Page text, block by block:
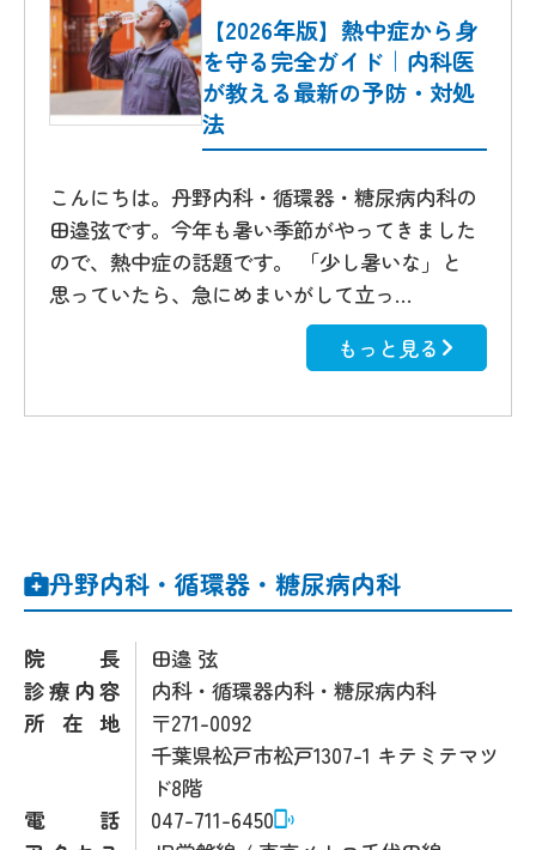
【2026年版】熱中症から身
を守る完全ガイド｜内科医
が教える最新の予防・対処
法
こんにちは。丹野内科・循環器・糖尿病内科の
田邉弦です。今年も暑い季節がやってきました
ので、熱中症の話題です。 「少し暑いな」と
思っていたら、急にめまいがして立っ…
もっと見る
丹野内科・循環器・糖尿病内科
院長
田邉 弦
診療内容
内科・循環器内科・糖尿病内科
所在地
〒271-0092
千葉県松戸市松戸1307-1 キテミテマツ
ド8階
電話
047-711-6450